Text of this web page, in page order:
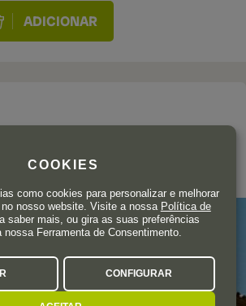
COOKIES
como cookies para personalizar e melhorar
nosso website. Visite a nossa Política de
saber mais, ou gira as suas preferências
nossa Ferramenta de Consentimento.
CONFIGURAR